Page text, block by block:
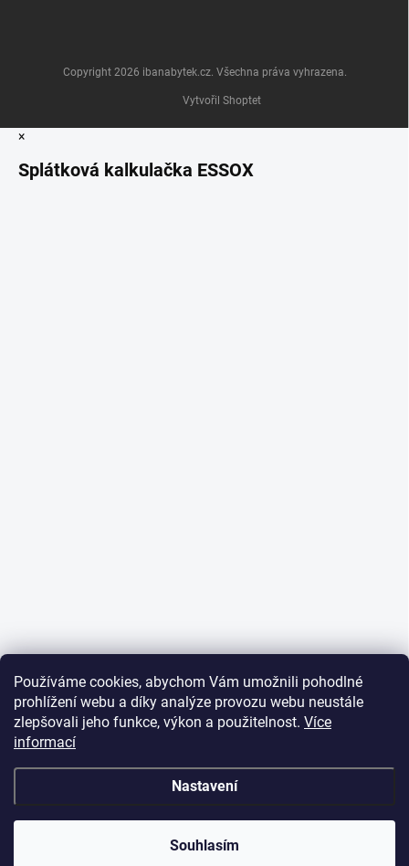
Používáme cookies, abychom Vám umožnili pohodlné
prohlížení webu a díky analýze provozu webu neustále
zlepšovali jeho funkce, výkon a použitelnost. Více
informací
Nastavení
Souhlasím
Vytvořil Shoptet
Copyright 2026 ibanabytek.cz. Všechna práva vyhrazena.
×
Splátková kalkulačka ESSOX